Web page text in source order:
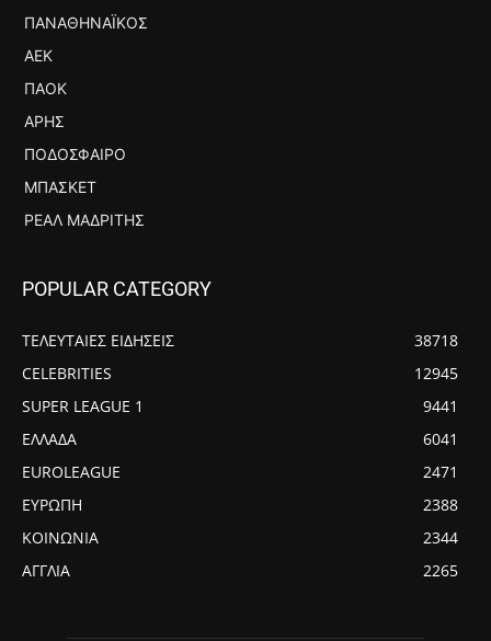
ΠΑΝΑΘΗΝΑΪΚΌΣ
ΑΕΚ
ΠΑΟΚ
ΆΡΗΣ
ΠΟΔΌΣΦΑΙΡΟ
ΜΠΆΣΚΕΤ
ΡΕΆΛ ΜΑΔΡΊΤΗΣ
POPULAR CATEGORY
ΤΕΛΕΥΤΑΙΕΣ ΕΙΔΗΣΕΙΣ
38718
CELEBRITIES
12945
SUPER LEAGUE 1
9441
ΕΛΛΑΔΑ
6041
EUROLEAGUE
2471
ΕΥΡΩΠΗ
2388
ΚΟΙΝΩΝΙΑ
2344
ΑΓΓΛΙΑ
2265